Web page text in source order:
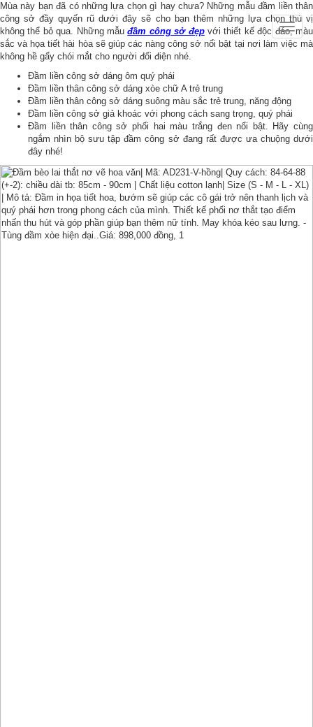
Mùa này bạn đã có những lựa chọn gì hay chưa? Những mẫu đầm liền thân
công sở đầy quyến rũ dưới đây sẽ cho bạn thêm những lựa chọn thú vị
không thể bỏ qua. Những mẫuđầm công sở đẹpvới thiết kế độc đáo, màu
sắc và họa tiết hài hòa sẽ giúp các nàng công sở nổi bật tại nơi làm việc mà
không hề gấy chói mắt cho người đối điện nhé.
Đầm liền công sở dáng ôm quý phái
Đầm liền thân công sở dáng xòe chữ A trẻ trung
Đầm liền thân công sở dáng suông màu sắc trẻ trung, năng động
Đầm liền công sở giả khoác với phong cách sang trọng, quý phái
Đầm liền thân công sở phối hai màu trắng đen nổi bật. Hãy cùng
ngắm nhìn bộ sưu tập đầm công sở đang rất được ưa chuộng dưới
đây nhé!
Toggle